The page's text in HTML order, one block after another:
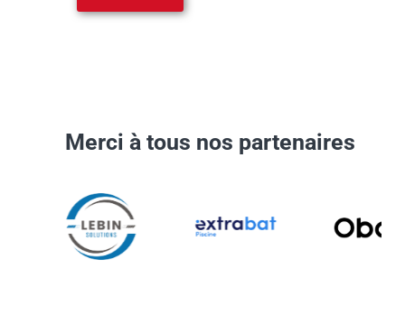
Merci à tous nos partenaires